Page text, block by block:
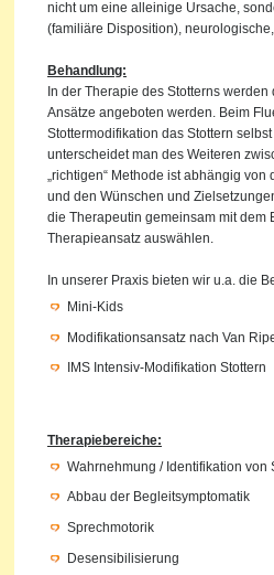
nicht um eine alleinige Ursache,
(familiäre Disposition),
Behandlung:
In der Therapie des Stotterns
Ansätze angeboten werden. Beim
Stottermodifikation das Stottern
unterscheidet man des Weiteren
„richtigen“ Methode ist abhängig
und den Wünschen und
die Therapeutin gemeinsam mit dem
Therapieansatz auswählen.
In unserer Praxis bieten wir u.a. die
Mini-Kids
Modifikationsansatz nach Van
IMS Intensiv-Modifikation Stottern
Therapiebereiche:
Wahrnehmung / Identifikation von
Abbau der Begleitsymptomatik
Sprechmotorik
Desensibilisierung